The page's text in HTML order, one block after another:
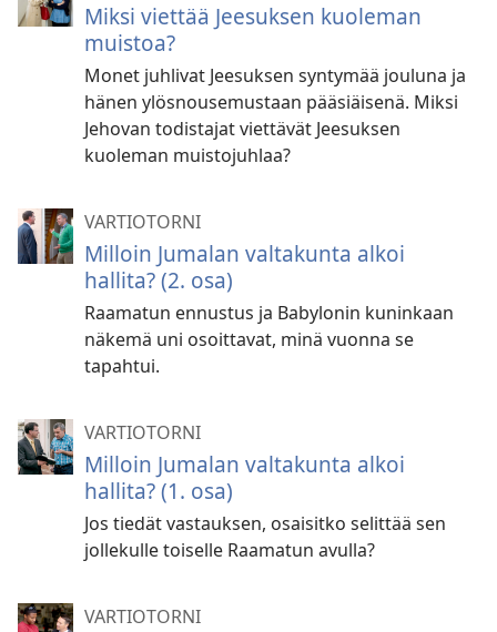
Miksi viettää Jeesuksen kuoleman
muistoa?
Monet juhlivat Jeesuksen syntymää jouluna ja
hänen ylösnousemustaan pääsiäisenä. Miksi
Jehovan todistajat viettävät Jeesuksen
kuoleman muistojuhlaa?
VARTIOTORNI
Milloin Jumalan valtakunta alkoi
hallita? (2. osa)
Raamatun ennustus ja Babylonin kuninkaan
näkemä uni osoittavat, minä vuonna se
tapahtui.
VARTIOTORNI
Milloin Jumalan valtakunta alkoi
hallita? (1. osa)
Jos tiedät vastauksen, osaisitko selittää sen
jollekulle toiselle Raamatun avulla?
VARTIOTORNI